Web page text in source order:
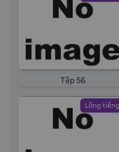
Tập 56
Lồng tiếng